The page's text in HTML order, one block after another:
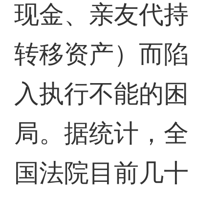
现金、亲友代持
转移资产）而陷
入执行不能的困
局。据统计，全
国法院目前几十